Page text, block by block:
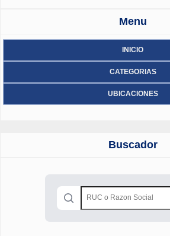
Menu
INICIO
CATEGORIAS
UBICACIONES
Buscador